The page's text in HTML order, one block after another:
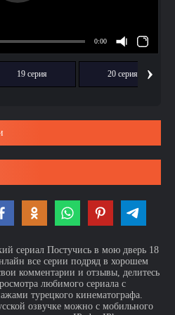
19 серия 20 серия ›
сериал Постучись в мою дверь 18
все серии подряд в хорошем
комментарии и отзывы, делитесь
любимого сериала с
турецкого кинематографа.
озвучке можно с мобильного